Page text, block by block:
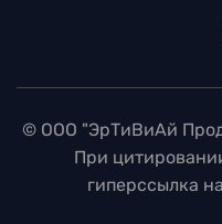
© ООО "ЭрТиВиАй
При
гиперссылка